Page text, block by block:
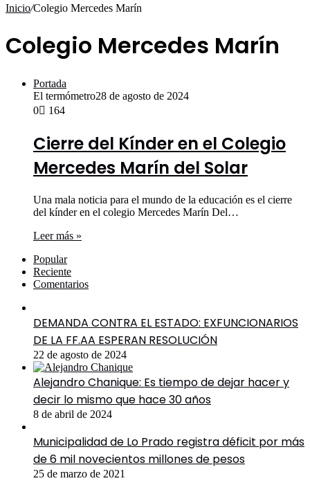
Inicio/Colegio Mercedes Marín
Colegio Mercedes Marín
Portada
El termómetro28 de agosto de 2024
0
164
Cierre del Kínder en el Colegio
Mercedes Marín del Solar
Una mala noticia para el mundo de la educación es el cierre
del kínder en el colegio Mercedes Marín Del…
Leer más »
Popular
Reciente
Comentarios
DEMANDA CONTRA EL ESTADO: EXFUNCIONARIOS
DE LA FF.AA ESPERAN RESOLUCIÓN
22 de agosto de 2024
Alejandro Chanique: Es tiempo de dejar hacer y
decir lo mismo que hace 30 años
8 de abril de 2024
Municipalidad de Lo Prado registra déficit por más
de 6 mil novecientos millones de pesos
25 de marzo de 2021